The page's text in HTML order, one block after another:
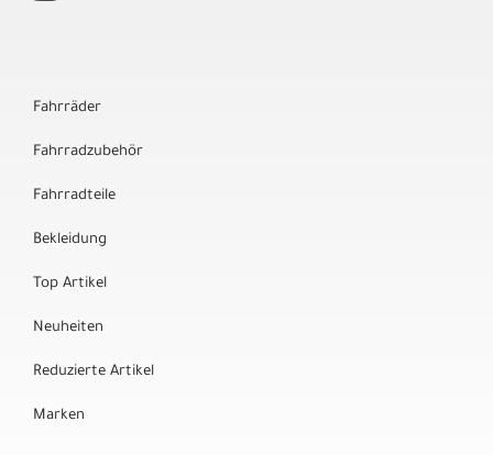
Fahrräder
Fahrradzubehör
Fahrradteile
Bekleidung
Top Artikel
Neuheiten
Reduzierte Artikel
Marken